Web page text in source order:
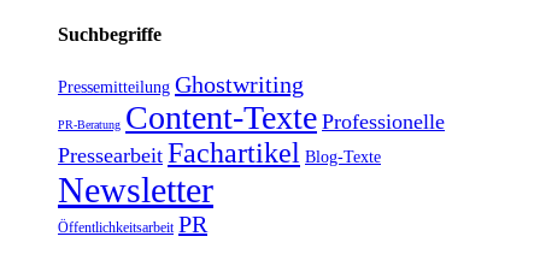
Suchbegriffe
Pressemitteilung Ghostwriting
PR-Beratung Content-Texte Professionelle
Pressearbeit Fachartikel Blog-Texte
Newsletter
Öffentlichkeitsarbeit PR